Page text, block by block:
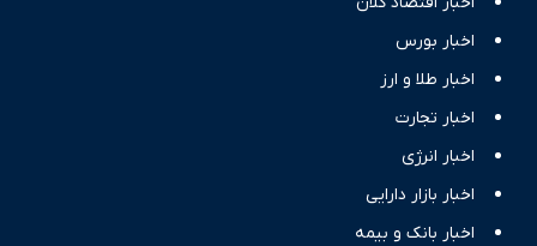
اخبار بورس
اخبار طلا و ارز
اخبار تجارت
اخبار انرژی
اخبار بازار دارایی
اخبار بانک و بیمه